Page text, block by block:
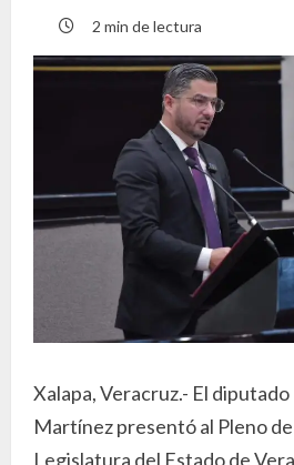
2 min de lectura
Xalapa, Veracruz.- El
Martínez presentó al Pleno
Legislatura del Estado de